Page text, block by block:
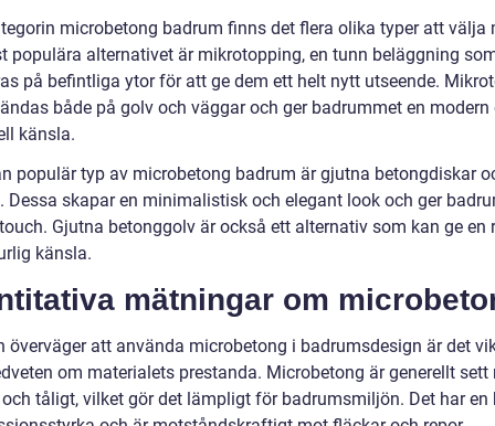
microbetong badrum finns det flera olika typer att välja
populära alternativet är mikrotopping, en tunn beläggning
på befintliga ytor för att ge dem ett helt nytt utseende.
både på golv och väggar och ger badrummet en modern
känsla.
populär typ av microbetong badrum är gjutna betongdiskar
Dessa skapar en minimalistisk och elegant look och ger
Gjutna betonggolv är också ett alternativ som kan ge en
känsla.
mätningar om
överväger att använda microbetong i badrumsdesign är det
om materialets prestanda. Microbetong är generellt sett
tåligt, vilket gör det lämpligt för badrumsmiljön. Det har en